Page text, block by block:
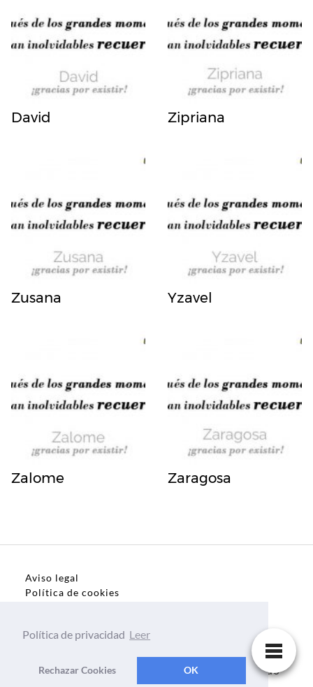
David Zipriana
Zusana Yzavel
Zalome Zaragosa
Aviso legal
Política de cookies
Dedicatorias, frases, textos para todo el mundo
Política de privacidad Leer
Rechazar Cookies OK